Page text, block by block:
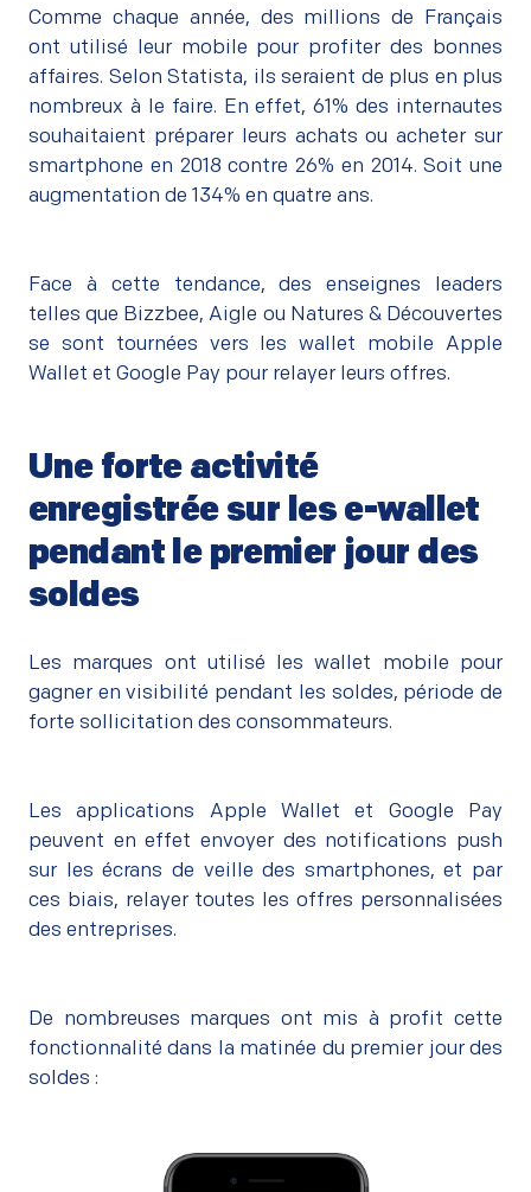
Comme chaque année, des millions de Français
ont utilisé leur mobile pour profiter des bonnes
affaires. Selon Statista, ils seraient de plus en plus
nombreux à le faire. En effet, 61% des internautes
souhaitaient préparer leurs achats ou acheter sur
smartphone en 2018 contre 26% en 2014. Soit une
augmentation de 134% en quatre ans.
Face à cette tendance, des enseignes leaders
telles que Bizzbee, Aigle ou Natures & Découvertes
se sont tournées vers les wallet mobile Apple
Wallet et Google Pay pour relayer leurs offres.
Une forte activité
enregistrée sur les e-wallet
pendant le premier jour des
soldes
Les marques ont utilisé les wallet mobile pour
gagner en visibilité pendant les soldes, période de
forte sollicitation des consommateurs.
Les applications Apple Wallet et Google Pay
peuvent en effet envoyer des notifications push
sur les écrans de veille des smartphones, et par
ces biais, relayer toutes les offres personnalisées
des entreprises.
De nombreuses marques ont mis à profit cette
fonctionnalité dans la matinée du premier jour des
soldes :